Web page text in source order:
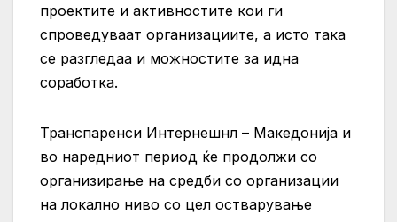
проектите и активностите кои ги
спроведуваат организациите, а исто така
се разгледаа и можностите за идна
соработка.
Транспаренси Интернешнл – Македонија и
во наредниот период ќе продолжи со
организирање на средби со организации
на локално ниво со цел остварување